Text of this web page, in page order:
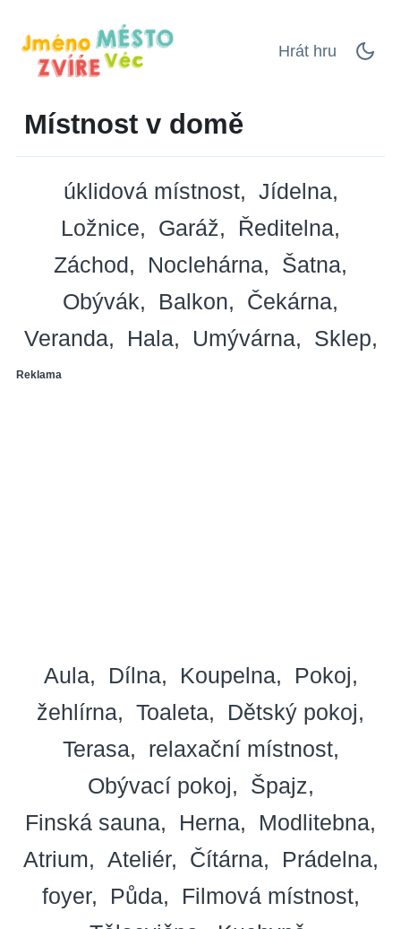
Hrát hru
Místnost v domě
úklidová místnost
Jídelna
Ložnice
Garáž
Ředitelna
Záchod
Noclehárna
Šatna
Obývák
Balkon
Čekárna
Veranda
Hala Umývárna Sklep
Reklama
Aula Dílna Koupelna
Pokoj
žehlírna
Toaleta
Dětský pokoj
Terasa
relaxační místnost
Obývací pokoj
Špajz
Finská sauna
Herna
Modlitebna
Atrium
Ateliér Čítárna
Prádelna
foyer
Půda
Filmová místnost